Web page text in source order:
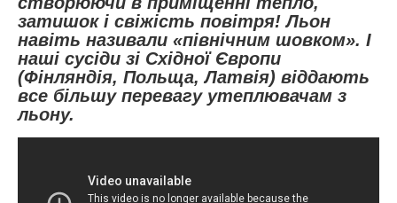
затишок і свіжість повітря! Льон
навіть називали «північним шовком». І
наші сусіди зі Східної Європи
(Фінляндія, Польща, Латвія) віддають
все більшу перевагу утеплювачам з
льону.